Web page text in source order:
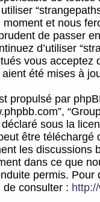
moment et nous
de passer
d’utiliser
vous acceptez
aient été mises à
propulsé par
sous la
être téléchargé
les discussions
dans ce que
permis.
de consulter :